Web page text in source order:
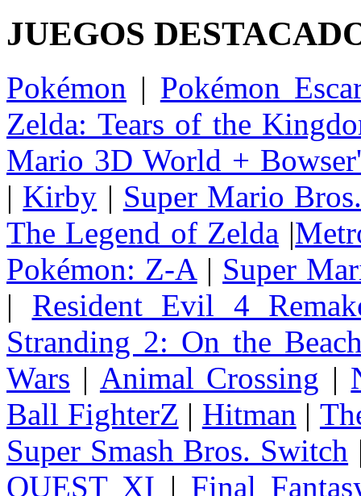
JUEGOS
Pokémon | Pokémon
Zelda: Tears of the
Mario 3D World +
| Kirby | Super Mario
The Legend of Zelda |
Pokémon: Z-A | Super
| Resident Evil 4
Stranding 2: On the
Wars | Animal Crossing |
Ball FighterZ | Hitman |
Super Smash Bros. Switch
QUEST XI | Final